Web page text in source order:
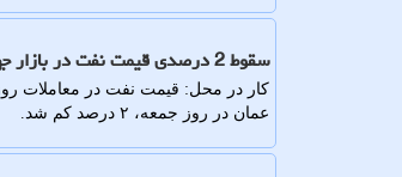
سقوط 2 درصدی قیمت نفت در بازار جهانی
کار در محل: قیمت نفت در معاملات روز
عمان در روز جمعه، ۲ درصد کم شد.